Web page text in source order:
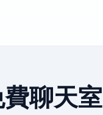
聊天室